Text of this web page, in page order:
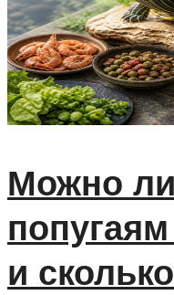
Можно
и сколько